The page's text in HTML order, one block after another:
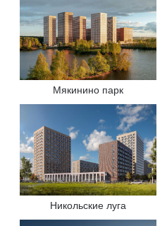
Мякинино парк
Никольские луга